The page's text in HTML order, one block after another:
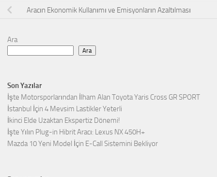
Aracın Ekonomik Kullanımı ve Emisyonların Azaltılması
Ara
Ara
Son Yazılar
İşte Motorsporlarından İlham Alan Toyota Yaris Cross GR SPORT
İstanbul İçin 4 Mevsim Lastikler Yeterli
İkinci Elde Uzaktan Ekspertiz Dönemi!
İşte Yılın Plug-in Hibrit Aracı: Lexus NX 450H+
Mazda 10 Yeni Model İçin E-Call Sistemini Bekliyor